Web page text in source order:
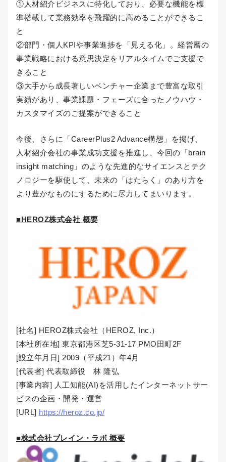
①人材紹介ビジネスに特化しており、必要な機能を標
準搭載して業務効率を飛躍的に高めることができるこ
と
②部門・個人KPIや事業進捗を「見える化」。経営層の
事業戦略における意思決定をリアルタイムでご支援で
きること
③大手から成長著しいベンチャー企業まで豊富な取引
実績があり、事業課題・フェーズに合ったノウハウ・
カスタマイズのご提案ができること
今後、さらに「CareerPlus2 Advance構想」を掲げ、
人材紹介会社の事業成功支援を推進し、今回の「brain
insight matching」のような先進的なサイエンスとテク
ノロジーを駆使して、未来の「はたらく」のあり方を
より豊かなものにするために尽力してまいります。
■HEROZ株式会社 概要
[社名] HEROZ株式会社（HEROZ, Inc.）
[本社所在地] 東京都港区芝5-31-17 PMO田町2F
[設立年月日] 2009（平成21）年4月
[代表者] 代表取締役 林 隆弘
[事業内容] 人工知能(AI)を活用したインターネットサー
ビスの企画・開発・運営
[URL] https://heroz.co.jp/
■株式会社ブレイン・ラボ 概要